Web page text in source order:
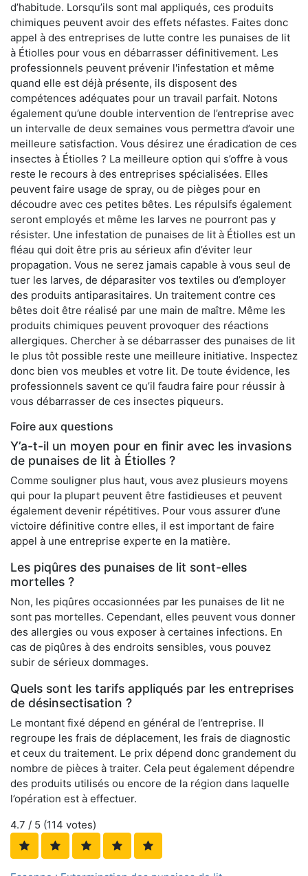
d’habitude. Lorsqu’ils sont mal appliqués, ces produits
chimiques peuvent avoir des effets néfastes. Faites donc
appel à des entreprises de lutte contre les punaises de lit
à Étiolles pour vous en débarrasser définitivement. Les
professionnels peuvent prévenir l'infestation et même
quand elle est déjà présente, ils disposent des
compétences adéquates pour un travail parfait. Notons
également qu’une double intervention de l’entreprise avec
un intervalle de deux semaines vous permettra d’avoir une
meilleure satisfaction. Vous désirez une éradication de ces
insectes à Étiolles ? La meilleure option qui s’offre à vous
reste le recours à des entreprises spécialisées. Elles
peuvent faire usage de spray, ou de pièges pour en
découdre avec ces petites bêtes. Les répulsifs également
seront employés et même les larves ne pourront pas y
résister. Une infestation de punaises de lit à Étiolles est un
fléau qui doit être pris au sérieux afin d’éviter leur
propagation. Vous ne serez jamais capable à vous seul de
tuer les larves, de déparasiter vos textiles ou d’employer
des produits antiparasitaires. Un traitement contre ces
bêtes doit être réalisé par une main de maître. Même les
produits chimiques peuvent provoquer des réactions
allergiques. Chercher à se débarrasser des punaises de lit
le plus tôt possible reste une meilleure initiative. Inspectez
donc bien vos meubles et votre lit. De toute évidence, les
professionnels savent ce qu’il faudra faire pour réussir à
vous débarrasser de ces insectes piqueurs.
Foire aux questions
Y’a-t-il un moyen pour en finir avec les invasions
de punaises de lit à Étiolles ?
Comme souligner plus haut, vous avez plusieurs moyens
qui pour la plupart peuvent être fastidieuses et peuvent
également devenir répétitives. Pour vous assurer d’une
victoire définitive contre elles, il est important de faire
appel à une entreprise experte en la matière.
Les piqûres des punaises de lit sont-elles
mortelles ?
Non, les piqûres occasionnées par les punaises de lit ne
sont pas mortelles. Cependant, elles peuvent vous donner
des allergies ou vous exposer à certaines infections. En
cas de piqûres à des endroits sensibles, vous pouvez
subir de sérieux dommages.
Quels sont les tarifs appliqués par les entreprises
de désinsectisation ?
Le montant fixé dépend en général de l’entreprise. Il
regroupe les frais de déplacement, les frais de diagnostic
et ceux du traitement. Le prix dépend donc grandement du
nombre de pièces à traiter. Cela peut également dépendre
des produits utilisés ou encore de la région dans laquelle
l’opération est à effectuer.
4.7 / 5 (114 votes)